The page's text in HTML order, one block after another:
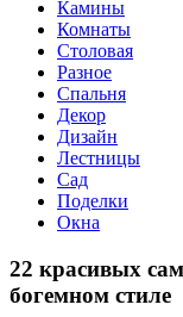
Камины
Комнаты
Столовая
Разное
Спальня
Декор
Дизайн
Лестницы
Сад
Поделки
Окна
22 красивых
богемном стиле